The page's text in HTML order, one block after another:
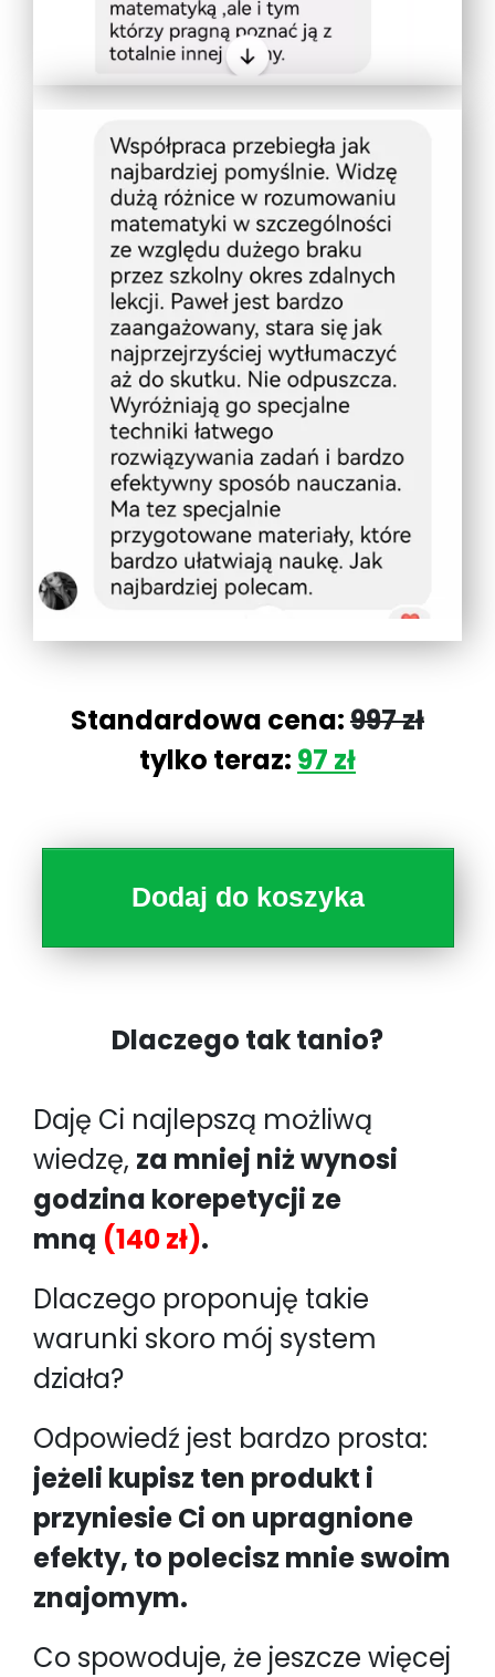
Standardowa cena:997 zł
tylko teraz: 97 zł
Dodaj do koszyka
Dlaczego tak tanio?
Daję Ci najlepszą możliwą
wiedzę, za mniej niż wynosi
godzina korepetycji ze
mną (140 zł).
Dlaczego proponuję takie
warunki skoro mój system
działa?
Odpowiedź jest bardzo prosta:
jeżeli kupisz ten produkt i
przyniesie Ci on upragnione
efekty, to polecisz mnie swoim
znajomym.
Co spowoduje, że jeszcze więcej